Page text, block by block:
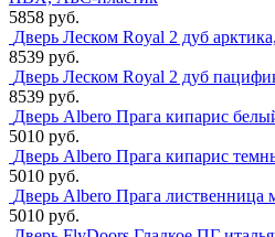
5858 руб.
Дверь Леском Royal 2 дуб
8539 руб.
Дверь Леском Royal 2 дуб
8539 руб.
Дверь Albero Прага кипарис
5010 руб.
Дверь Albero Прага кипарис
5010 руб.
Дверь Albero Прага лиственница
5010 руб.